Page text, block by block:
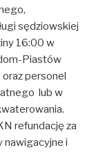
sędziowskiej
16:00 w
Piastów
personel
lub w
refundację za
nawigacyjne i